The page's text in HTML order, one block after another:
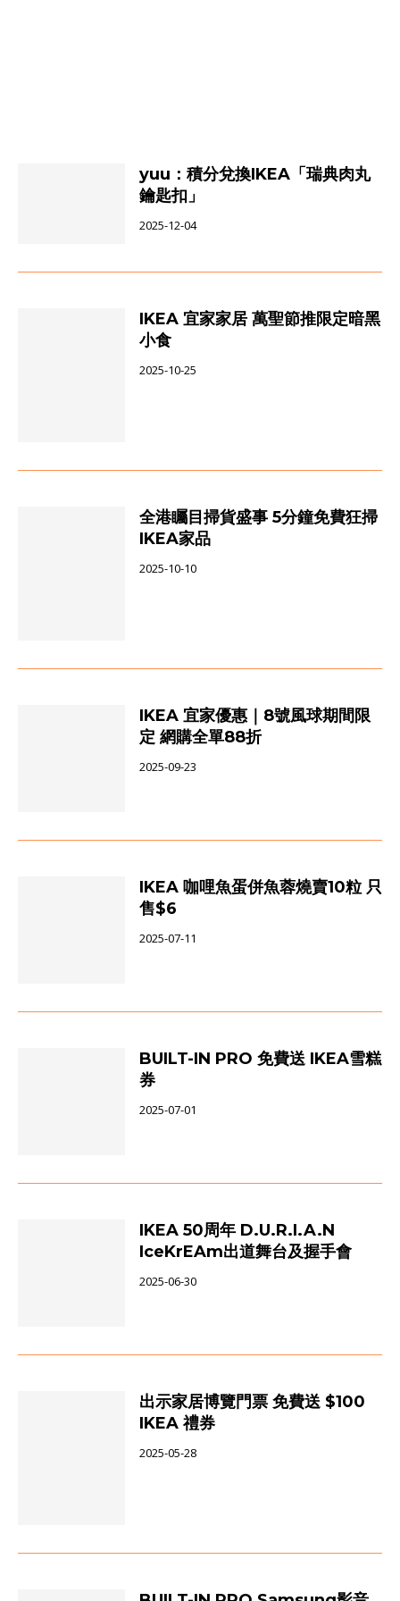
yuu：積分兌換IKEA「瑞典肉丸
鑰匙扣」
2025-12-04
IKEA 宜家家居 萬聖節推限定暗黑
小食
2025-10-25
全港矚目掃貨盛事 5分鐘免費狂掃
IKEA家品
2025-10-10
IKEA 宜家優惠｜8號風球期間限
定 網購全單88折
2025-09-23
IKEA 咖哩魚蛋併魚蓉燒賣10粒 只
售$6
2025-07-11
BUILT-IN PRO 免費送 IKEA雪糕
券
2025-07-01
IKEA 50周年 D.U.R.I.A.N
IceKrEAm出道舞台及握手會
2025-06-30
出示家居博覽門票 免費送 $100
IKEA 禮券
2025-05-28